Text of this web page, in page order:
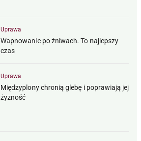
Uprawa
Wapnowanie po żniwach. To najlepszy
czas
Uprawa
Międzyplony chronią glebę i poprawiają jej
żyzność